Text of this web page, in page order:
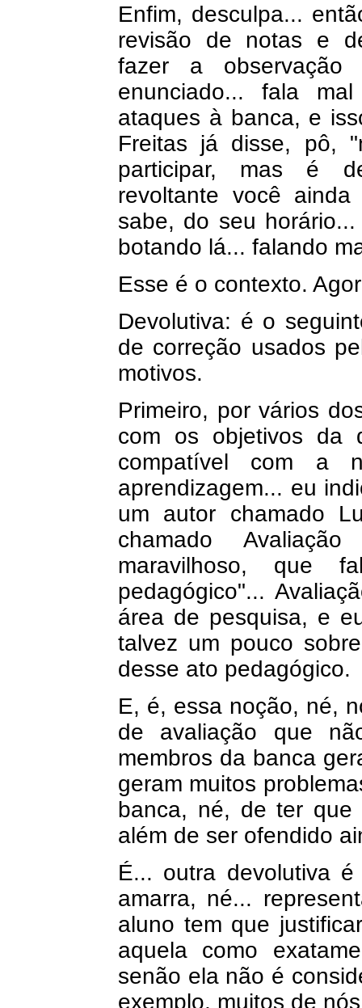
Enfim, desculpa...
revisão de notas e
fazer a
enunciado... fala
ataques à banca, e
Freitas já disse, pô,
participar, mas é
revoltante você
sabe, do seu
botando lá... falando
Esse é o contexto.
Devolutiva: é o
de correção usados
motivos.
Primeiro, por vários
com os objetivos da
compatível com a
aprendizagem... eu
um autor chamado
chamado
maravilhoso, que
pedagógico"...
área de pesquisa, e
talvez um pouco
desse ato pedagógico.
E, é, essa noção, né,
de avaliação que
membros da banca
geram muitos
banca, né, de ter
além de ser ofendido
É... outra devolutiva
amarra, né...
aluno tem que
aquela como
senão ela não é
exemplo, muitos de